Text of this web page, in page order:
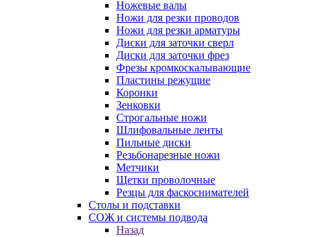
Ножевые валы
Ножи для резки проводов
Ножи для резки арматуры
Диски для заточки сверл
Диски для заточки фрез
Фрезы кромкоскалывающие
Пластины режущие
Коронки
Зенковки
Строгальные ножи
Шлифовальные ленты
Пильные диски
Резьбонарезные ножи
Метчики
Щетки проволочные
Резцы для фаскоснимателей
Столы и подставки
СОЖ и системы подвода
Назад